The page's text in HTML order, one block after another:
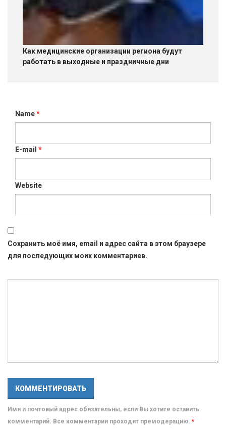
Как медицинские организации региона будут
работать в выходные и праздничные дни
Name*
E-mail *
Website
Сохранить моё имя, email и адрес сайта в этом браузере
для последующих моих комментариев.
Имя и почтовый адрес обязательны, если Вы хотите оставить
комментарий. Все комментарии проходят премодерацию. *